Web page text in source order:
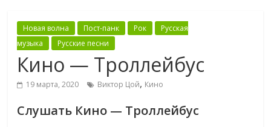
Новая волна Пост-панк Рок
Русская
музыка
Русские песни
Кино — Троллейбус
19 марта, 2020 Виктор Цой, Кино
Слушать Кино — Троллейбус